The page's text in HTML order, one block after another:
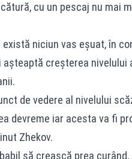
cu un pescaj nu mai
există niciun vas eşuat, în
creşterea nivelului
de vedere al nivelului
devreme iar acesta va fi
Zhekov.
să crească prea